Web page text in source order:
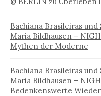
Bachiana Brasileiras
Maria Bildhausen –
Mythen der Moderne
Bachiana Brasileiras
Maria Bildhausen –
Bedenkenswerte